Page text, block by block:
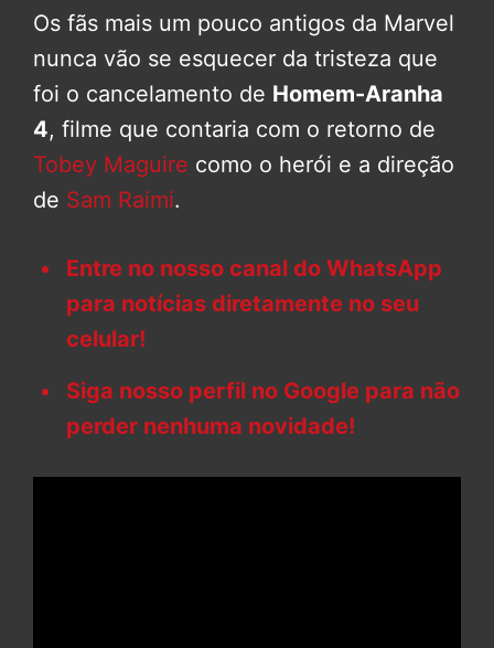
Os fãs mais um pouco antigos da Marvel
nunca vão se esquecer da tristeza que
foi o cancelamento de Homem-Aranha
4, filme que contaria com o retorno de
Tobey Maguire como o herói e a direção
de Sam Raimi.
Entre no nosso canal do WhatsApp
para notícias diretamente no seu
celular!
Siga nosso perfil no Google para não
perder nenhuma novidade!